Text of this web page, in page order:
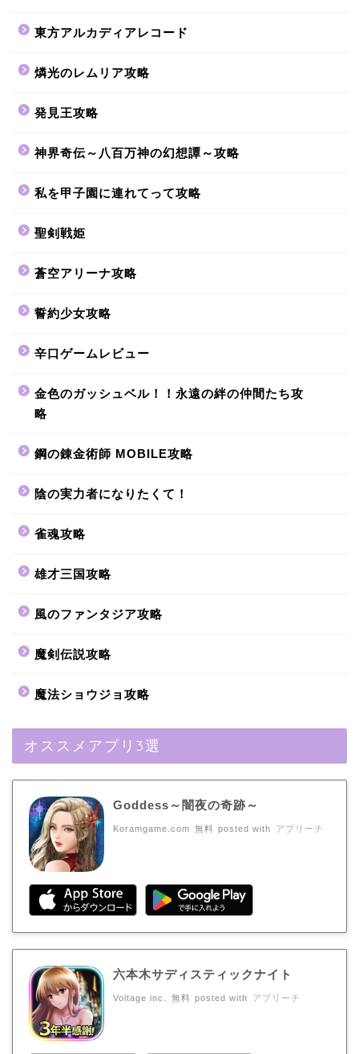
東方アルカディアレコード
燐光のレムリア攻略
発見王攻略
神界奇伝～八百万神の幻想譚～攻略
私を甲子園に連れてって攻略
聖剣戦姫
蒼空アリーナ攻略
誓約少女攻略
辛口ゲームレビュー
金色のガッシュベル！！永遠の絆の仲間たち攻
略
鋼の錬金術師 MOBILE攻略
陰の実力者になりたくて！
雀魂攻略
雄才三国攻略
風のファンタジア攻略
魔剣伝説攻略
魔法ショウジョ攻略
オススメアプリ3選
Goddess～闇夜の奇跡～
Koramgame.com 無料 posted with アプリーチ
六本木サディスティックナイト
Voltage inc. 無料 posted with アプリーチ